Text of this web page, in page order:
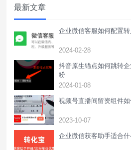
最新文章
企业微信客服如何配置转
2024-02-28
抖音原生锚点如何跳转
粉
2024-01-08
视频号直播间留资组件
2023-10-07
企业微信获客助手适合